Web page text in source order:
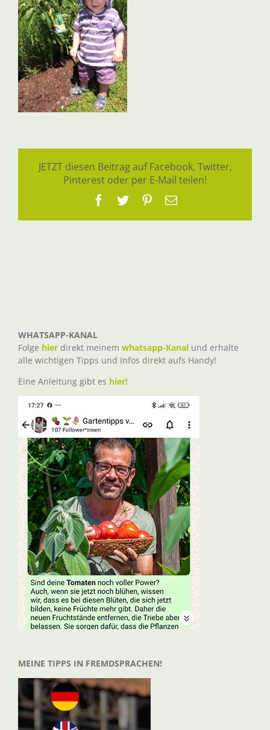
JETZT diesen Beitrag auf Facebook, Twitter,
Pinterest oder per E-Mail teilen!
Facebook
TwitterPinterest
E-
WHATSAPP-KANAL
Folge hier direkt meinem whatsapp-Kanal und erhalte
alle wichtigen Tipps und Infos direkt aufs Handy!
Eine Anleitung gibt es hier!
MEINE TIPPS IN FREMDSPRACHEN!